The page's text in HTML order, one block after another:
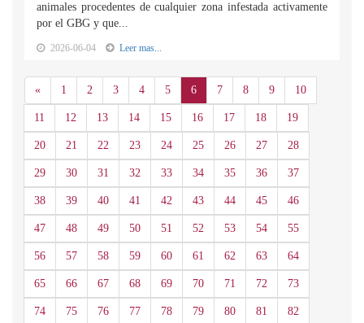
animales procedentes de cualquier zona infestada activamente
por el GBG y que...
2026-06-04 Leer mas...
«Anterior
1 2 3 4 5 6 7 8 9 10
11 12 13 14 15 16 17 18 19
20 21 22 23 24 25 26 27 28
29 30 31 32 33 34 35 36 37
38 39 40 41 42 43 44 45 46
47 48 49 50 51 52 53 54 55
56 57 58 59 60 61 62 63 64
65 66 67 68 69 70 71 72 73
74 75 76 77 78 79 80 81 82